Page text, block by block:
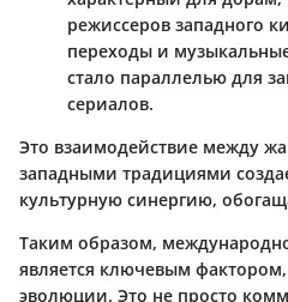
режиссеров западного
переходы и
стало параллелью для
сериалов.
Это взаимодействие между
западными традициями
культурную синергию,
Таким образом,
является ключевым
эволюции. Это не просто